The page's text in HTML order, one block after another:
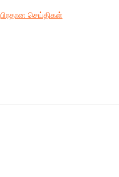
பிரதான செய்திகள்